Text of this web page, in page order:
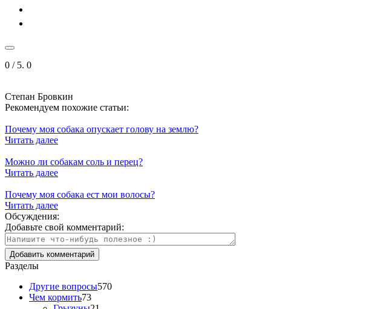
0 / 5. 0
Степан Бровкин
Рекомендуем похожие статьи:
Почему моя собака опускает голову на землю?
Читать далее
Можно ли собакам соль и перец?
Читать далее
Почему моя собака ест мои волосы?
Читать далее
Обсуждения:
Добавьте свой комментарий:
Разделы
Другие вопросы570
Чем кормить73